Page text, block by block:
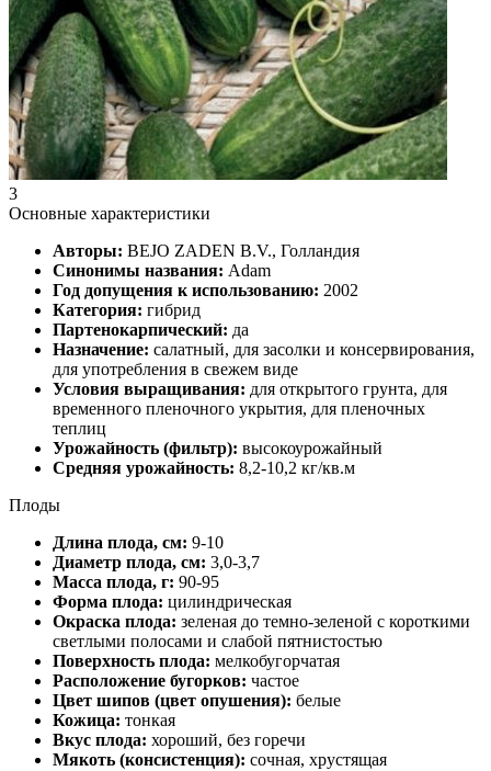
3
Основные характеристики
Авторы: BEJO ZADEN B.V., Голландия
Синонимы названия: Adam
Год допущения к использованию: 2002
Категория: гибрид
Партенокарпический: да
Назначение: салатный, для засолки и консервирования,
для употребления в свежем виде
Условия выращивания: для открытого грунта, для
временного пленочного укрытия, для пленочных
теплиц
Урожайность (фильтр): высокоурожайный
Средняя урожайность: 8,2-10,2 кг/кв.м
Плоды
Длина плода, см: 9-10
Диаметр плода, см: 3,0-3,7
Масса плода, г: 90-95
Форма плода: цилиндрическая
Окраска плода: зеленая до темно-зеленой с короткими
светлыми полосами и слабой пятнистостью
Поверхность плода: мелкобугорчатая
Расположение бугорков: частое
Цвет шипов (цвет опушения): белые
Кожица: тонкая
Вкус плода: хороший, без горечи
Мякоть (консистенция): сочная, хрустящая